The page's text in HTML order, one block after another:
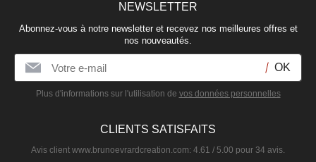
NEWSLETTER
Abonnez-vous à notre newsletter et recevez nos meilleures offres et
nos nouveautés.
Plus d'informations sur l'utilisation de vos données personnelles
CLIENTS SATISFAITS
Avis client www.brunoevrardcreation.com: 4.61 / 5.00 pour 34 avis.